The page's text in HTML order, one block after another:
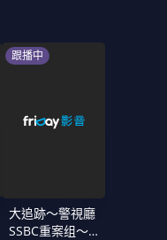
跟播中
大追跡〜警視廳
SSBC重案组〜